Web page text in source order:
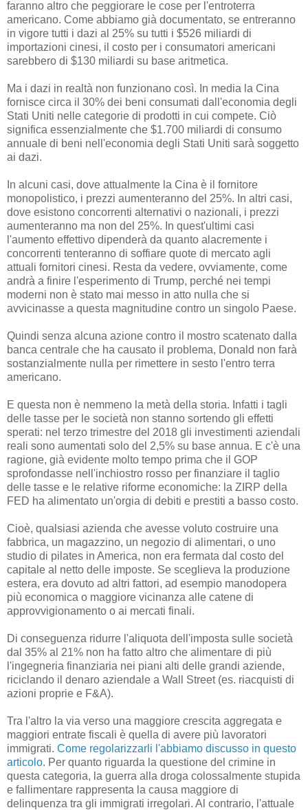
faranno altro che peggiorare le cose per l'entroterra
americano. Come abbiamo già documentato, se entreranno
in vigore tutti i dazi al 25% su tutti i $526 miliardi di
importazioni cinesi, il costo per i consumatori americani
sarebbero di $130 miliardi su base aritmetica.
Ma i dazi in realtà non funzionano così. In media la Cina
fornisce circa il 30% dei beni consumati dall'economia degli
Stati Uniti nelle categorie di prodotti in cui compete. Ciò
significa essenzialmente che $1.700 miliardi di consumo
annuale di beni nell'economia degli Stati Uniti sarà soggetto
ai dazi.
In alcuni casi, dove attualmente la Cina è il fornitore
monopolistico, i prezzi aumenteranno del 25%. In altri casi,
dove esistono concorrenti alternativi o nazionali, i prezzi
aumenteranno ma non del 25%. In quest'ultimi casi
l'aumento effettivo dipenderà da quanto alacremente i
concorrenti tenteranno di soffiare quote di mercato agli
attuali fornitori cinesi. Resta da vedere, ovviamente, come
andrà a finire l'esperimento di Trump, perché nei tempi
moderni non è stato mai messo in atto nulla che si
avvicinasse a questa magnitudine contro un singolo Paese.
Quindi senza alcuna azione contro il mostro scatenato dalla
banca centrale che ha causato il problema, Donald non farà
sostanzialmente nulla per rimettere in sesto l'entro terra
americano.
E questa non è nemmeno la metà della storia. Infatti i tagli
delle tasse per le società non stanno sortendo gli effetti
sperati: nel terzo trimestre del 2018 gli investimenti aziendali
reali sono aumentati solo del 2,5% su base annua. E c'è una
ragione, già evidente molto tempo prima che il GOP
sprofondasse nell'inchiostro rosso per finanziare il taglio
delle tasse e le relative riforme economiche: la ZIRP della
FED ha alimentato un'orgia di debiti e prestiti a basso costo.
Cioè, qualsiasi azienda che avesse voluto costruire una
fabbrica, un magazzino, un negozio di alimentari, o uno
studio di pilates in America, non era fermata dal costo del
capitale al netto delle imposte. Se sceglieva la produzione
estera, era dovuto ad altri fattori, ad esempio manodopera
più economica o maggiore vicinanza alle catene di
approvvigionamento o ai mercati finali.
Di conseguenza ridurre l'aliquota dell'imposta sulle società
dal 35% al ​​21% non ha fatto altro che alimentare di più
l'ingegneria finanziaria nei piani alti delle grandi aziende,
riciclando il denaro aziendale a Wall Street (es. riacquisti di
azioni proprie e F&A).
Tra l'altro la via verso una maggiore crescita aggregata e
maggiori entrate fiscali è quella di avere più lavoratori
immigrati. Come regolarizzarli l'abbiamo discusso in questo
articolo. Per quanto riguarda la questione del crimine in
questa categoria, la guerra alla droga colossalmente stupida
e fallimentare rappresenta la causa maggiore di
delinquenza tra gli immigrati irregolari. Al contrario, l'attuale